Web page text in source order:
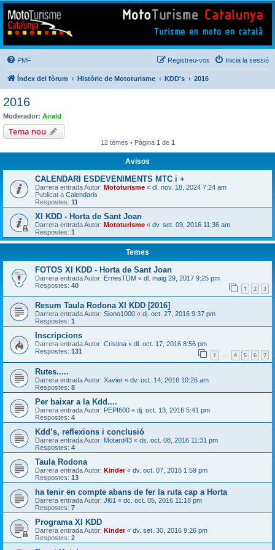
Mototurisme
Turisme en moto en català
PMF Inicia la sessió
Registreu-vos
Índex del fòrum Històric de Mototurisme KDD's 2016
2016
Moderador: Airald
Tema nou
12 temes • Pàgina 1 de 1
Avisos
CALENDARI ESDEVENIMENTS MTC i +
Darrera entrada Autor: Mototurisme « dl. nov. 18, 2024 7:24 am
Publicat a Calendaris
Respostes: 11
XI KDD - Horta de Sant Joan
Darrera entrada Autor: Mototurisme « dv. set. 09, 2016 11:36 am
Respostes: 1
Temes
FOTOS XI KDD - Horta de Sant Joan
Darrera entrada Autor: ErnesTDM « dl. maig 29, 2017 9:25 pm
Respostes: 40 1 2 3
Resum Taula Rodona XI KDD [2016]
Darrera entrada Autor: Siono1000 « dj. oct. 27, 2016 9:37 pm
Respostes: 1
Inscripcions
Darrera entrada Autor: Cristina « dl. oct. 17, 2016 8:56 pm
Respostes: 131 1 … 4 5 6 7
Rutes.....
Darrera entrada Autor: Xavier « dv. oct. 14, 2016 10:26 am
Respostes: 8
Per baixar a la Kdd....
Darrera entrada Autor: PEPI600 « dj. oct. 13, 2016 5:41 pm
Respostes: 4
Kdd’s, reflexions i conclusió
Darrera entrada Autor: Motard43 « ds. oct. 08, 2016 11:31 pm
Respostes: 4
Taula Rodona
Darrera entrada Autor: Kinder« dv. oct. 07, 2016 1:59 pm
Respostes: 13
ha tenir en compte abans de fer la ruta cap a Horta
Darrera entrada Autor: Jl61 « dc. oct. 05, 2016 11:18 pm
Respostes: 7
Programa XI KDD
Darrera entrada Autor: Kinder« dv. set. 30, 2016 9:26 pm
Respostes: 2